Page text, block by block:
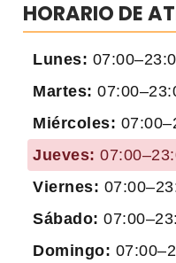
HORARIO DE
Lunes:
Martes:
Miércoles:
Jueves:
Viernes:
Sábado:
Domingo: